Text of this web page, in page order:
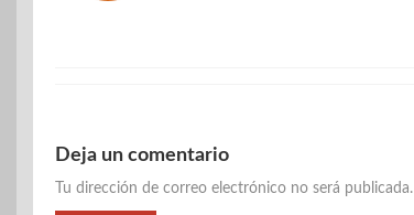
Deja un comentario
Tu dirección de correo electrónico no será publicada.